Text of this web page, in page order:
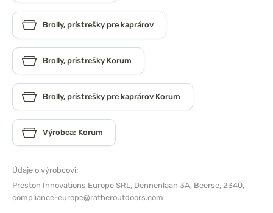
Brolly, prístrešky pre kaprárov
Brolly, prístrešky Korum
Brolly, prístrešky pre kaprárov Korum
Výrobca: Korum
Údaje o výrobcovi:
Preston Innovations Europe SRL, Dennenlaan 3A, Beerse, 2340,
compliance-europe@ratheroutdoors.com